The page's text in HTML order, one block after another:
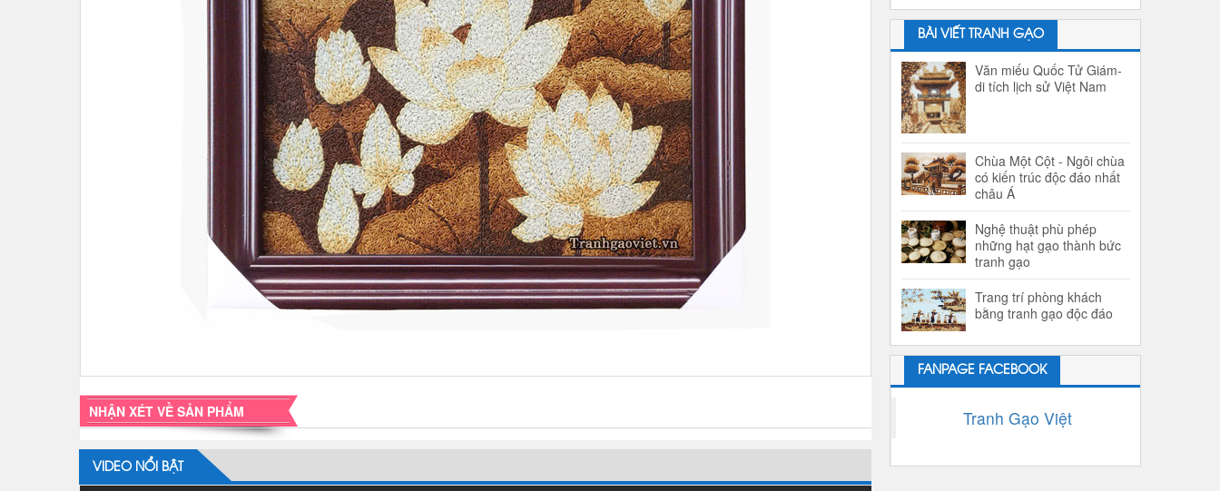
NHẬN XÉT VỀ SẢN PHẨM
VIDEO NỔI BẬT
BÀI VIẾT TRANH GẠO
Văn miếu Quốc Tử Giám-
di tích lịch sử Việt Nam
Chùa Một Cột - Ngôi chùa
có kiến trúc độc đáo nhất
châu Á
Nghệ thuật phù phép
những hạt gạo thành bức
tranh gạo
Trang trí phòng khách
bằng tranh gạo độc đáo
FANPAGE FACEBOOK
Tranh Gạo Việt